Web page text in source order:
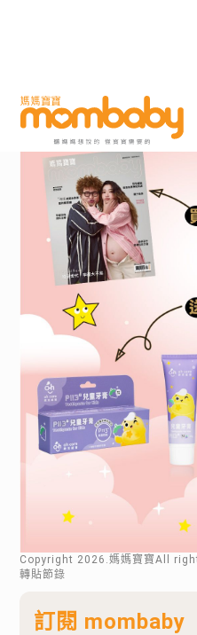
Copyright 2026 .媽媽寶寶All
轉貼節錄
訂閱 mombaby